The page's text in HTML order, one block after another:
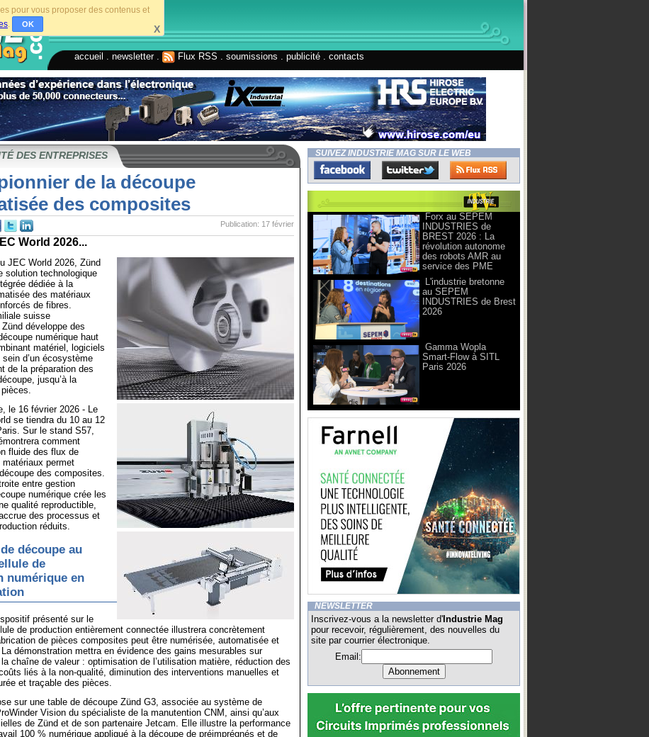
pour vous proposer des contenus et
. OK X
accueil newsletter. Flux RSS soumissions publicité contacts
DES ENTREPRISES
de la découpe
des composites
Publication: 17 février
World 2026...
JEC World 2026, Zünd
solution technologique
dédiée à la
des matériaux
de fibres.
suisse
développe des
numérique haut
matériel, logiciels
d’un écosystème
de la préparation des
jusqu’à la
le 16 février 2026 - Le
se tiendra du 10 au 12
Sur le stand S57,
comment
fluide des flux de
permet
des composites.
entre gestion
numérique crée les
qualité reproductible,
des processus et
réduits.
découpe au
de
numérique en
présenté sur le
de production entièrement connectée illustrera concrètement
de pièces composites peut être numérisée, automatisée et
démonstration mettra en évidence des gains mesurables sur
la chaîne de valeur : optimisation de l’utilisation matière, réduction des
liés à la non-qualité, diminution des interventions manuelles et
et traçable des pièces.
sur une table de découpe Zünd G3, associée au système de
Vision du spécialiste de la manutention CNM, ainsi qu’aux
de Zünd et de son partenaire Jetcam. Elle illustre la performance
100 % numérique appliqué à la découpe de préimprégnés et de
SUIVEZ INDUSTRIE MAG SUR LE WEB
Forx au SEPEM
INDUSTRIES de
BREST 2026 : La
révolution autonome
des robots AMR au
service des PME
L'industrie bretonne
au SEPEM
INDUSTRIES de Brest
2026
Gamma Wopla
Smart-Flow à SITL
Paris 2026
NEWSLETTER
Inscrivez-vous a la newsletter d' Industrie Mag
pour recevoir, régulièrement, des nouvelles du
site par courrier électronique.
Email: